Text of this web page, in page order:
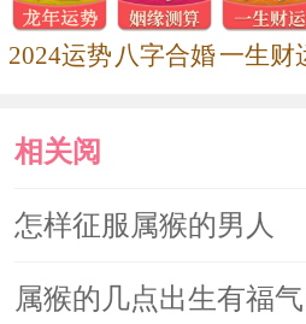
属猴人2022年财运
人接触洽谈生意，或者经常去国
的钱财。今年是拓展海外市场的
星，在此星的帮助下，属猴人会
2024运势 八字合婚一生财
相关阅
读
怎样征服属猴的男人
属猴的几点出生有福